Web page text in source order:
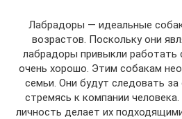
Лабрадоры — идеальные
возрастов. Поскольку они
лабрадоры привыкли
очень хорошо. Этим собакам
семьи. Они будут следовать
стремясь к компании
личность делает их